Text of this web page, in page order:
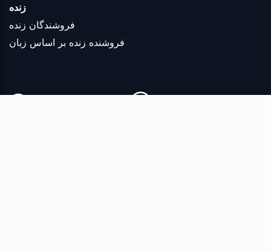
زنده
فروشندگان زنده
فروشنده زنده بر اساس زبان